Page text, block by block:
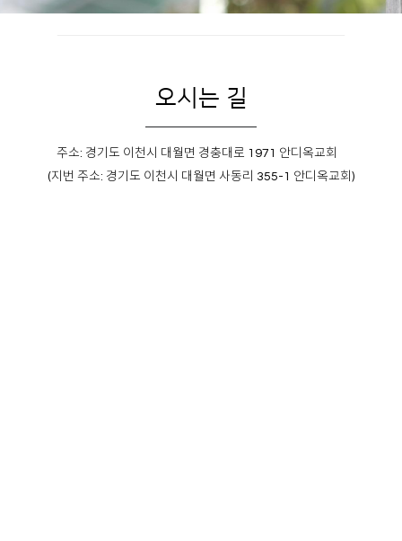
오시는 길
주소: 경기도 이천시 대월면 경충대로 1971 안디옥교회
(지번 주소: 경기도 이천시 대월면 사동리 355-1 안디옥교회)